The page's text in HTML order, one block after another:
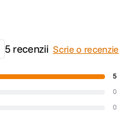
5 recenzii Scrie o recenzie
5
0
0